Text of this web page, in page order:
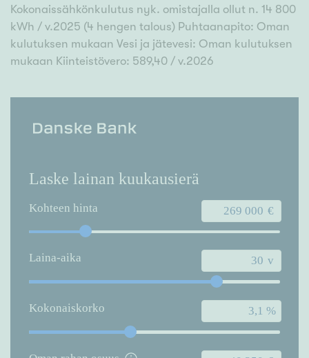
Kokonaissähkönkulutus nyk. omistajalla ollut n. 14 800
kWh / v.2025 (4 hengen talous) Puhtaanapito: Oman
kulutuksen mukaan Vesi ja jätevesi: Oman kulutuksen
mukaan Kiinteistövero: 589,40 / v.2026